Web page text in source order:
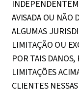
AVISADA OU NÃO
ALGUMAS
LIMITAÇÃO OU
POR TAIS
LIMITAÇÕES
CLIENTES